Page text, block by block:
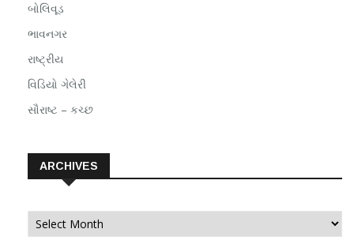
બોલિવૂડ
ભાવનગર
રાષ્ટ્રીય
વિડિયો ગેલેરી
સૌરાષ્ટ – કચ્છ
ARCHIVES
Archives